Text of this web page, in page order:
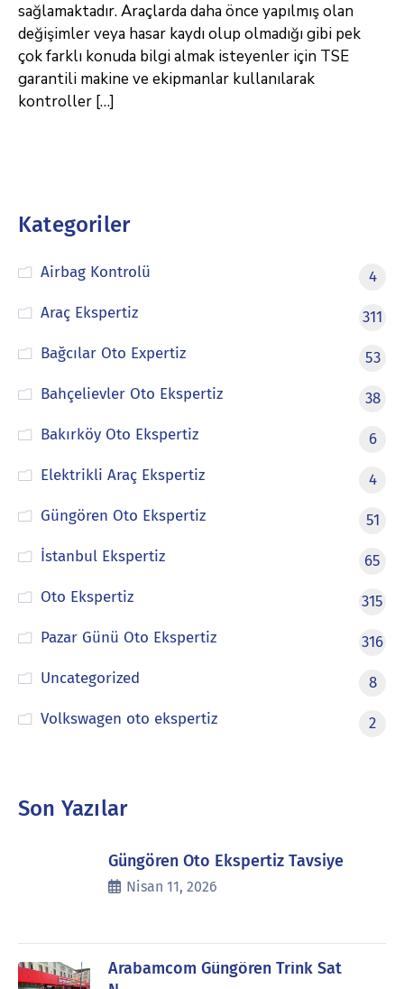
sağlamaktadır. Araçlarda daha önce yapılmış olan
değişimler veya hasar kaydı olup olmadığı gibi pek
çok farklı konuda bilgi almak isteyenler için TSE
garantili makine ve ekipmanlar kullanılarak
kontroller […]
Kategoriler
Airbag Kontrolü
4
Araç Ekspertiz
311
Bağcılar Oto Expertiz
53
Bahçelievler Oto Ekspertiz
38
Bakırköy Oto Ekspertiz
6
Elektrikli Araç Ekspertiz
4
Güngören Oto Ekspertiz
51
İstanbul Ekspertiz
65
Oto Ekspertiz
315
Pazar Günü Oto Ekspertiz
316
Uncategorized
8
Volkswagen oto ekspertiz
2
Son Yazılar
Güngören Oto Ekspertiz Tavsiye
Nisan 11, 2026
Arabamcom Güngören Trink Sat